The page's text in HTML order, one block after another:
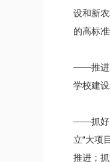
设和新
的高标
——推进
学校建设
——抓好
立“大项
推进；